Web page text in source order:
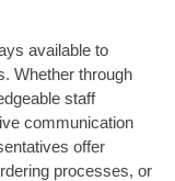
available to
Whether through
staff
communication
offer
processes, or